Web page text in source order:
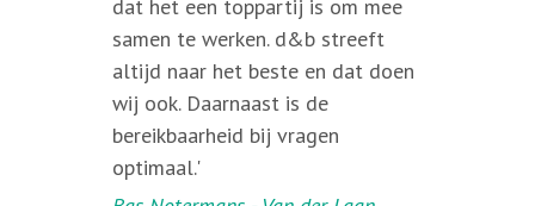
dat het een toppartij is om mee
samen te werken. d&b streeft
altijd naar het beste en dat doen
wij ook. Daarnaast is de
bereikbaarheid bij vragen
optimaal.'